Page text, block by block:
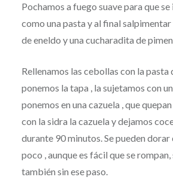
Pochamos a fuego suave para que
como una pasta y al final salpimentar
de eneldo y una cucharadita de
Rellenamos las cebollas con la pasta
ponemos la tapa , la sujetamos con
ponemos en una cazuela , que
con la sidra la cazuela y dejamos
durante 90 minutos. Se pueden dorar
poco , aunque es fácil que se rompan,
también sin ese paso.